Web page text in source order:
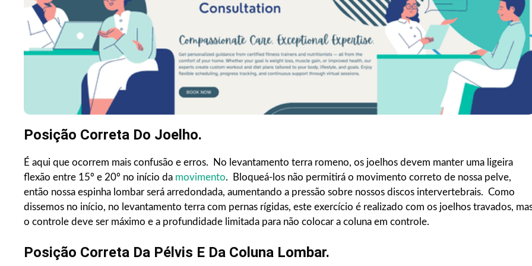
Posição Correta Do Joelho.
É aqui que ocorrem mais confusão e erros. No levantamento terra romeno, os joelhos devem manter uma ligeira
flexão entre 15º e 20º no início da movimento. Bloqueá-los não permitirá o movimento correto de nossa pelve,
então nossa espinha lombar será arredondada, aumentando a pressão sobre nossos discos intervertebrais. Como
dissemos no início, no levantamento terra com pernas rígidas, este exercício é realizado com os joelhos travados,
o controle deve ser máximo e a profundidade limitada para não colocar a coluna em controle.
Posição Correta Da Pélvis E Da Coluna Lombar.